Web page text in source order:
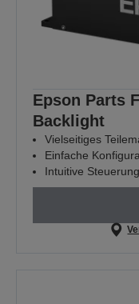
Epson Parts
Backlight
Vielseitiges
Einfache
Intuitive